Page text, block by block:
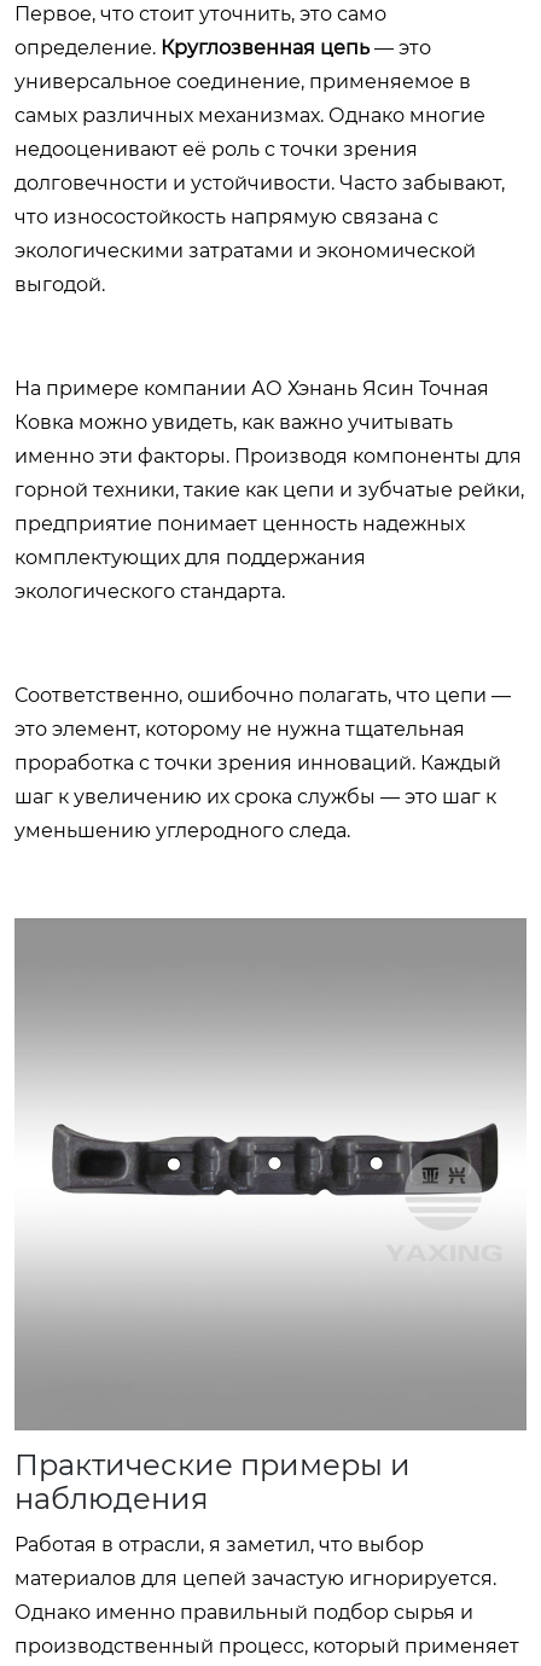
Первое, что стоит уточнить, это само
определение. Круглозвенная цепь — это
универсальное соединение, применяемое в
самых различных механизмах. Однако многие
недооценивают её роль с точки зрения
долговечности и устойчивости. Часто забывают,
что износостойкость напрямую связана с
экологическими затратами и экономической
выгодой.
На примере компании АО Хэнань Ясин Точная
Ковка можно увидеть, как важно учитывать
именно эти факторы. Производя компоненты для
горной техники, такие как цепи и зубчатые рейки,
предприятие понимает ценность надежных
комплектующих для поддержания
экологического стандарта.
Соответственно, ошибочно полагать, что цепи —
это элемент, которому не нужна тщательная
проработка с точки зрения инноваций. Каждый
шаг к увеличению их срока службы — это шаг к
уменьшению углеродного следа.
Практические примеры и
наблюдения
Работая в отрасли, я заметил, что выбор
материалов для цепей зачастую игнорируется.
Однако именно правильный подбор сырья и
производственный процесс, который применяет